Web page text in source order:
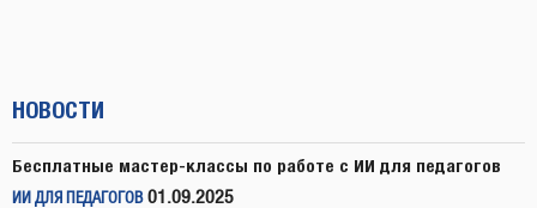
НОВОСТИ
Бесплатные мастер-классы по работе с ИИ для педагогов
ИИ ДЛЯ ПЕДАГОГОВ 01.09.2025